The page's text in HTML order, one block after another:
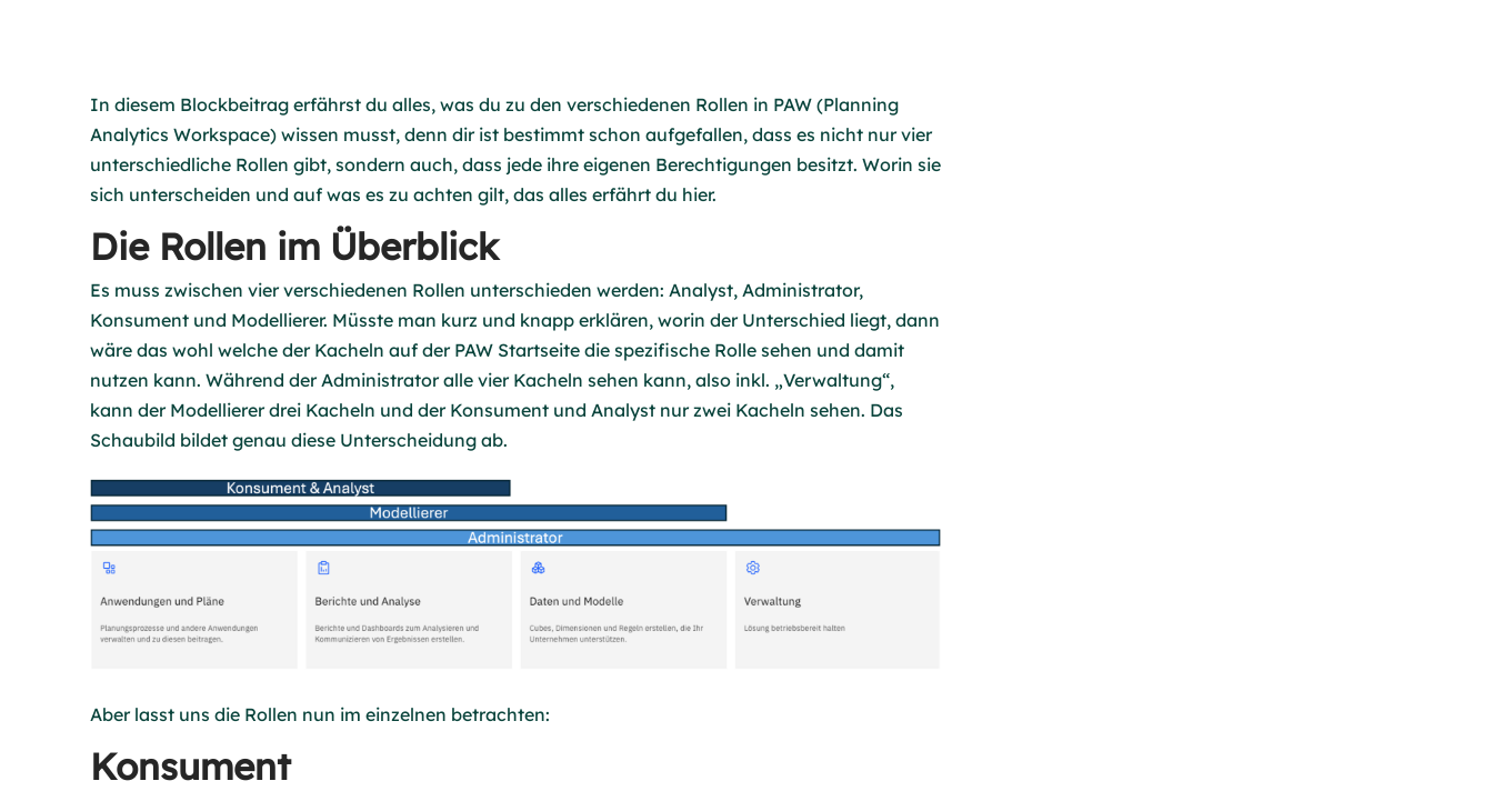
In diesem Blockbeitrag erfährst du alles, was du zu den verschiedenen Rollen in PAW (Planning
Analytics Workspace) wissen musst, denn dir ist bestimmt schon aufgefallen, dass es nicht nur vier
unterschiedliche Rollen gibt, sondern auch, dass jede ihre eigenen Berechtigungen besitzt. Worin sie
sich unterscheiden und auf was es zu achten gilt, das alles erfährt du hier.
Die Rollen im Überblick
Es muss zwischen vier verschiedenen Rollen unterschieden werden: Analyst, Administrator,
Konsument und Modellierer. Müsste man kurz und knapp erklären, worin der Unterschied liegt, dann
wäre das wohl welche der Kacheln auf der PAW Startseite die spezifische Rolle sehen und damit
nutzen kann. Während der Administrator alle vier Kacheln sehen kann, also inkl. „Verwaltung“,
kann der Modellierer drei Kacheln und der Konsument und Analyst nur zwei Kacheln sehen. Das
Schaubild bildet genau diese Unterscheidung ab.
Aber lasst uns die Rollen nun im einzelnen betrachten:
Konsument